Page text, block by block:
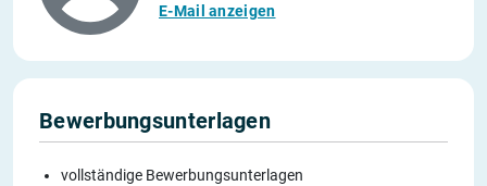
E-Mail anzeigen
Bewerbungsunterlagen
vollständige Bewerbungsunterlagen